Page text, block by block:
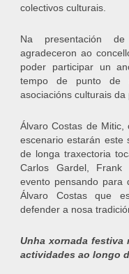
colectivos culturais.
Na presentación
agradeceron ao
poder participar un
tempo de punto de
asociacións culturais da
Álvaro Costas de
escenario estarán este
de longa traxectoria
Carlos Gardel,
evento pensando para
Álvaro Costas que
defender a nosa
Unha xornada
actividades ao longo